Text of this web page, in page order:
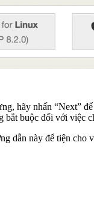
hãy nhấn “Next”
buộc đối với việc
dẫn này để tiện cho